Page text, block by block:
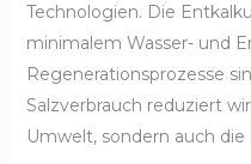
Technologien. Die
minimalem Wasser- und
Regenerationsprozesse
Salzverbrauch reduziert
Umwelt, sondern auch